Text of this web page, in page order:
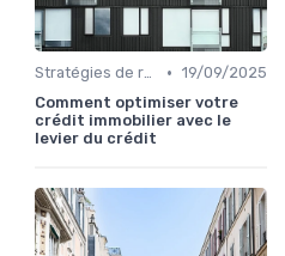
Stratégies de remboursement • 19/09/2025
Comment optimiser votre
crédit immobilier avec le
levier du crédit